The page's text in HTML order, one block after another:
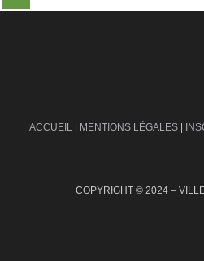
ACCUEIL | MENTIONS LÉGALES |
COPYRIGHT © 2024 –